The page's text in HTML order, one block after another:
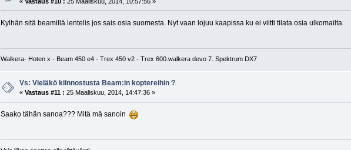
Kylhän sitä beamillä lentelis jos sais osia suomesta. Nyt vaan lojuu kaapissa ku ei viitti tilata osia ulkomailta.
Walkera- Hoten x - Beam 450 e4 - Trex 450 v2 - Trex 600.walkera devo 7. Spektrum DX7
Vs: Vieläkö kiinnostusta Beam:in koptereihin ?
«Vastaus #11 : 25 Maaliskuu, 2014, 14:47:36 »
Saako tähän sanoa??? Mitä mä sanoin